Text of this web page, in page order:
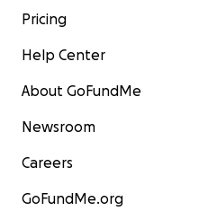
Pricing
Help Center
About GoFundMe
Newsroom
Careers
GoFundMe.org